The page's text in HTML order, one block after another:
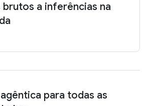
brutos a inferências na
para todas as